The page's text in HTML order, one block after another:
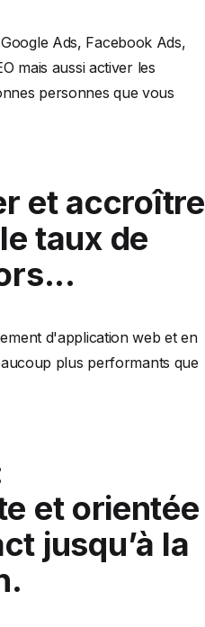
Ads, Facebook Ads,
mais aussi activer les
personnes que vous
et accroître
taux de
d'application web et en
plus performants que
et orientée
jusqu’à la